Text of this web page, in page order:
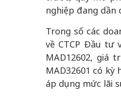
nghiệp đang dần
Trong số các
về CTCP Đầu tư
MAD12602, giá
MAD32601 có kỳ
áp dụng mức lãi